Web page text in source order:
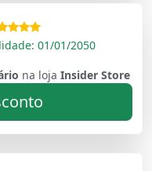
01/01/2050
na loja Insider Store